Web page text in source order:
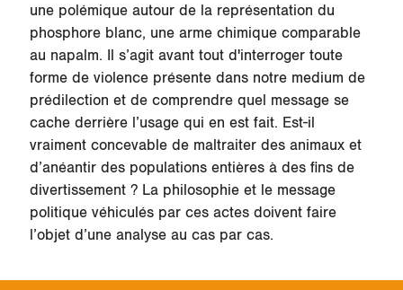
une polémique autour de la représentation du
phosphore blanc, une arme chimique comparable
au napalm. Il s’agit avant tout d'interroger toute
forme de violence présente dans notre medium de
prédilection et de comprendre quel message se
cache derrière l’usage qui en est fait. Est-il
vraiment concevable de maltraiter des animaux et
d’anéantir des populations entières à des fins de
divertissement ? La philosophie et le message
politique véhiculés par ces actes doivent faire
l’objet d’une analyse au cas par cas.